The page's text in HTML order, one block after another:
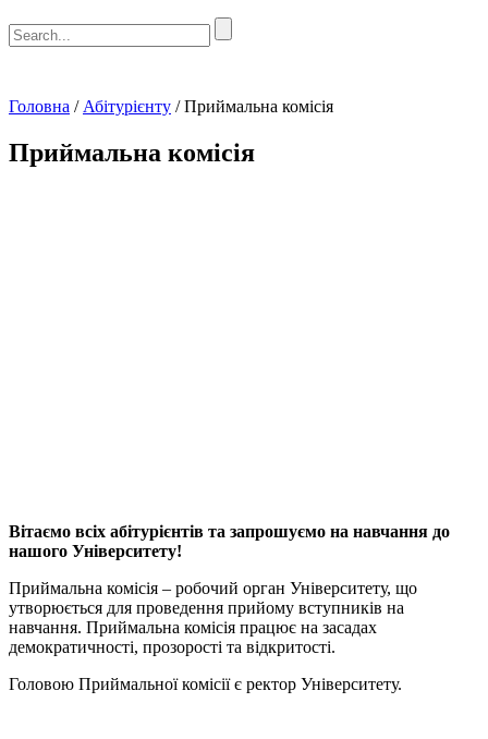
Головна / Абітурієнту /Приймальна комісія
Приймальна комісія
Вітаємо всіх абітурієнтів та запрошуємо на навчання до
нашого Університету!
Приймальна комісія – робочий орган Університету, що
утворюється для проведення прийому вступників на
навчання. Приймальна комісія працює на засадах
демократичності, прозорості та відкритості.
Головою Приймальної комісії є ректор Університету.